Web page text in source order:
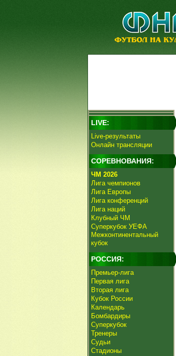
LIVE:
Live-результаты
Онлайн трансляции
СОРЕВНОВАНИЯ:
ЧМ 2026
Лига чемпионов
Лига Европы
Лига конференций
Лига наций
Клубный ЧМ
Суперкубок УЕФА
Межконтинентальный
кубок
РОССИЯ:
Премьер-лига
Первая лига
Вторая лига
Кубок России
Календарь
Бомбардиры
Суперкубок
Тренеры
Судьи
Стадионы